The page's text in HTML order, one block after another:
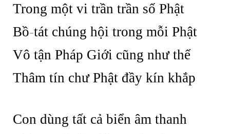
Trong một vi trần trần số Phật
Bồ-tát chúng hội trong mỗi Phật
Vô tận Pháp Giới cũng như thế
Thâm tín chư Phật đầy kín khắp
Con dùng tất cả biển âm thanh